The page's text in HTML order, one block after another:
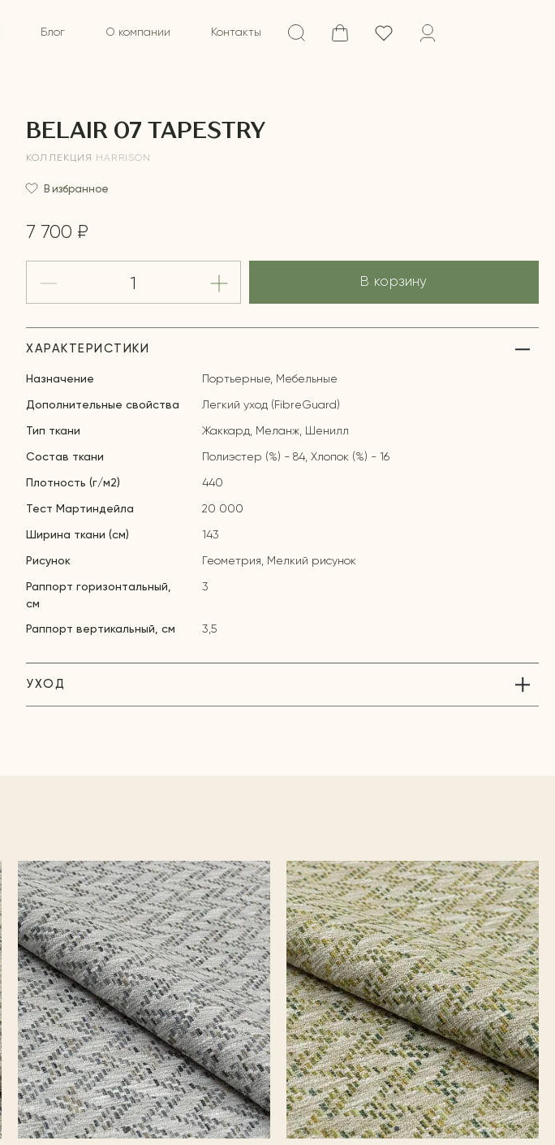
Блог О компании Контакты
BELAIR 07 TAPESTRY
КОЛЛЕКЦИЯ HARRISON
В избранное
7 700 ₽
В корзину
ХАРАКТЕРИСТИКИ
Назначение Портьерные, Мебельные
Дополнительные свойства Легкий уход (FibreGuard)
Тип ткани Жаккард, Меланж, Шенилл
Состав ткани Полиэстер (%) - 84, Хлопок (%) - 16
Плотность (г/м2) 440
Тест Мартиндейла 20 000
Ширина ткани (см) 143
Рисунок Геометрия, Мелкий рисунок
Раппорт горизонтальный,
см
3
Раппорт вертикальный, см 3,5
УХОД